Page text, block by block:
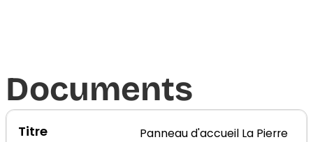
Documents​
Panneau d'accueil La Pierre